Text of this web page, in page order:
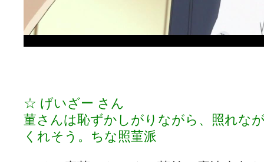
☆ げいざー さん
菫さんは恥ずかしがりながら、照れな
くれそう。ちな照菫派